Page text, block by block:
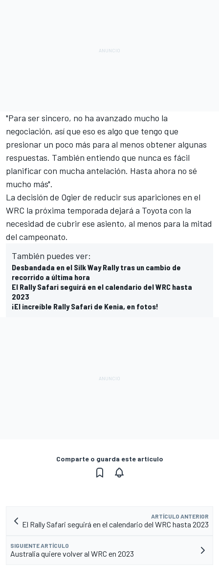
"Para ser sincero, no ha avanzado mucho la
negociación, así que eso es algo que tengo que
presionar un poco más para al menos obtener algunas
respuestas. También entiendo que nunca es fácil
planificar con mucha antelación. Hasta ahora no sé
mucho más".
La decisión de Ogier de reducir sus apariciones en el
WRC la próxima temporada dejará a Toyota con la
necesidad de cubrir ese asiento, al menos para la mitad
del campeonato.
También puedes ver:
Desbandada en el Silk Way Rally tras un cambio de
recorrido a última hora
El Rally Safari seguirá en el calendario del WRC hasta
2023
¡El increíble Rally Safari de Kenia, en fotos!
Comparte o guarda este artículo
ARTÍCULO ANTERIOR
El Rally Safari seguirá en el calendario del WRC hasta 2023
SIGUIENTE ARTÍCULO
Australia quiere volver al WRC en 2023